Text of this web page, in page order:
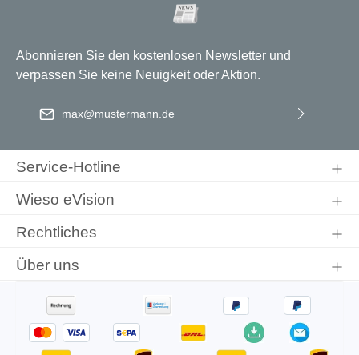
Abonnieren Sie den kostenlosen Newsletter und
verpassen Sie keine Neuigkeit oder Aktion.
E-Mail-Adresse*
einverstanden.
Service-Hotline
Wieso eVision
Rechtliches
Über uns